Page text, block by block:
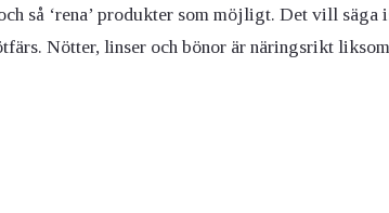
så ‘rena’ produkter som möjligt. Det vill säga
Nötter, linser och bönor är näringsrikt